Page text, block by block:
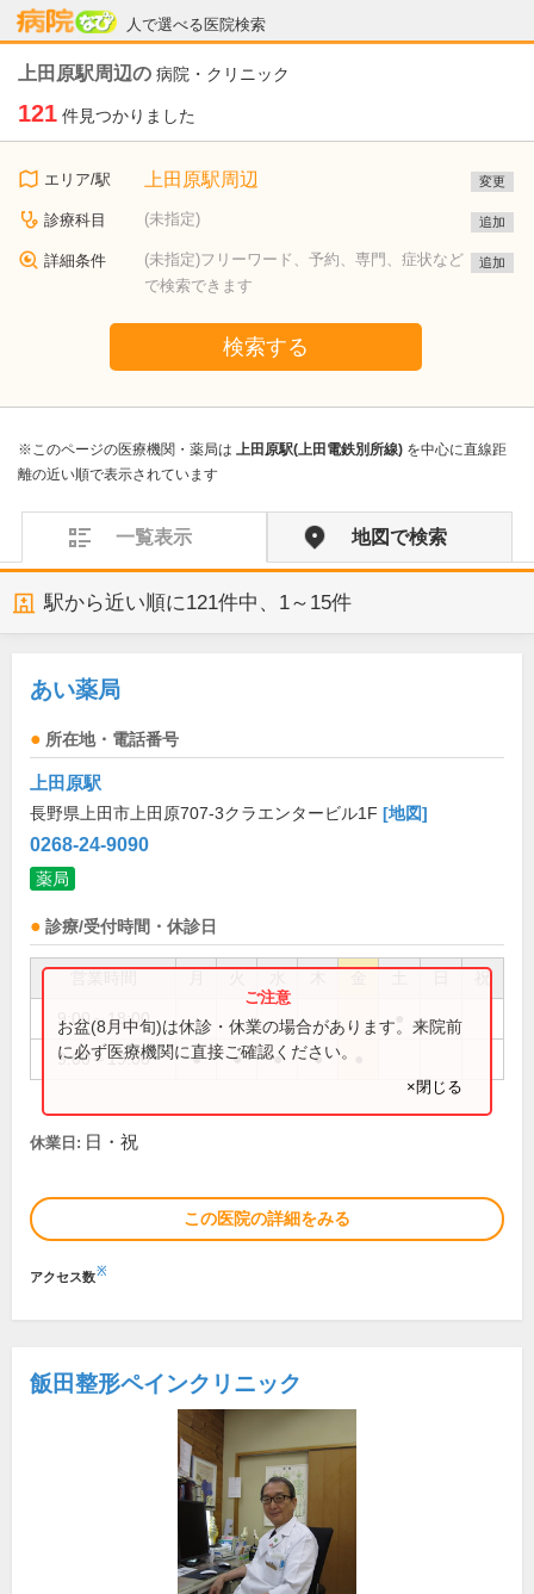
人で選べる医院検索
病院なび
上田原駅周辺の 病院・クリニック
121 件見つかりました
エリア/駅 上田原駅周辺 変更
診療科目 (未指定) 追加
詳細条件
(未指定)フリーワード、予約、専門、症状など
で検索できます
追加
検索する
※このページの医療機関・薬局は 上田原駅(上田電鉄別所線) を中心に直線距
離の近い順で表示されています
一覧表示 地図で検索
駅から近い順に121件中、 1～15件
あい薬局
所在地・電話番号
上田原駅
長野県上田市上田原707-3クラエンタービル1F [地図]
0268-24-9090
薬局
診療/受付時間・休診日
祝
9:00～18:00
9:00～19:00 ● ● ● ●
お盆(8月中旬)は休診・休業の場合があります。来院前
に必ず医療機関に直接ご確認ください。
×閉じる
休業日: 日・祝
この医院の詳細をみる
アクセス数※
飯田整形ペインクリニック